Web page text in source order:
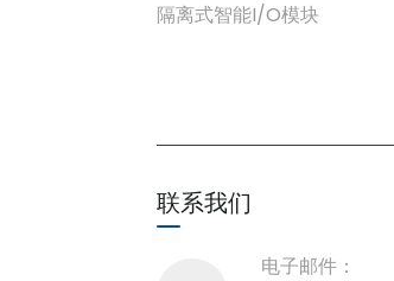
隔离式智能I/O模块
联系我们
电子邮件：